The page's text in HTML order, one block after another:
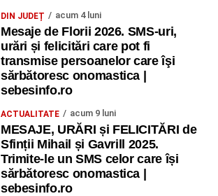
DIN JUDEȚ acum 4 luni
Mesaje de Florii 2026. SMS-uri,
urări și felicitări care pot fi
transmise persoanelor care îşi
sărbătoresc onomastica |
sebesinfo.ro
ACTUALITATE acum 9 luni
MESAJE, URĂRI și FELICITĂRI de
Sfinții Mihail și Gavrill 2025.
Trimite-le un SMS celor care își
sărbătoresc onomastica |
sebesinfo.ro